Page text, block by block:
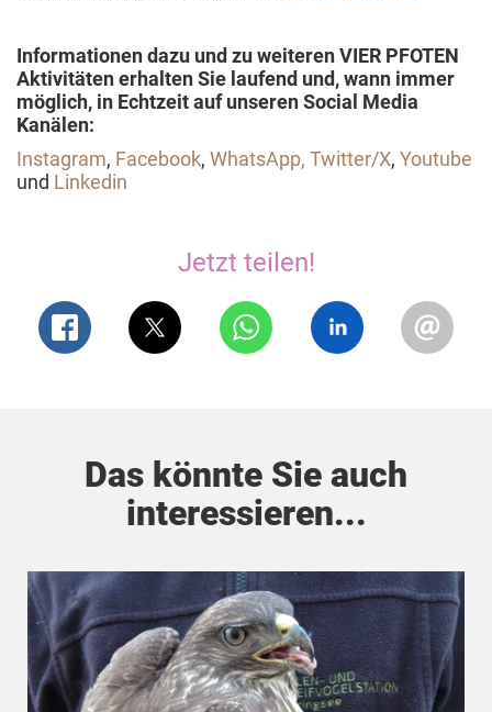
Informationen dazu und zu weiteren VIER PFOTEN
Aktivitäten erhalten Sie laufend und, wann immer
möglich, in Echtzeit auf unseren Social Media
Kanälen:
Instagram, Facebook, WhatsApp, Twitter/X, Youtube
und Linkedin
Jetzt teilen!
Das könnte Sie auch
interessieren...